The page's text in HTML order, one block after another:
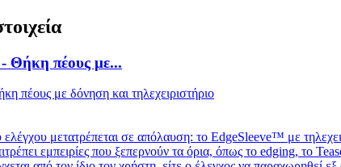
Θήκη πέους με...
μετατρέπεται σε απόλαυση: το EdgeSleeve™ με
εμπειρίες που ξεπερνούν τα όρια, όπως το edging, το